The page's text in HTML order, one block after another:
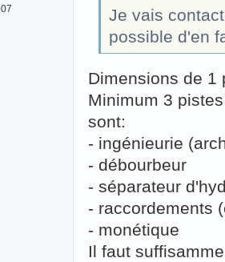
Je vais
possible d'en
Dimensions de 1
Minimum 3
sont:
- ingénieurie
- débourbeur
- séparateur
- raccordements
- monétique
Il faut